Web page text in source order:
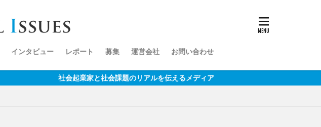
インタビュー レポート 募集 運営会社 お問い合わせ
社会起業家と社会課題のリアルを伝えるメディア